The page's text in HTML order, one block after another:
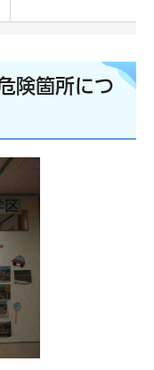
険箇所につ